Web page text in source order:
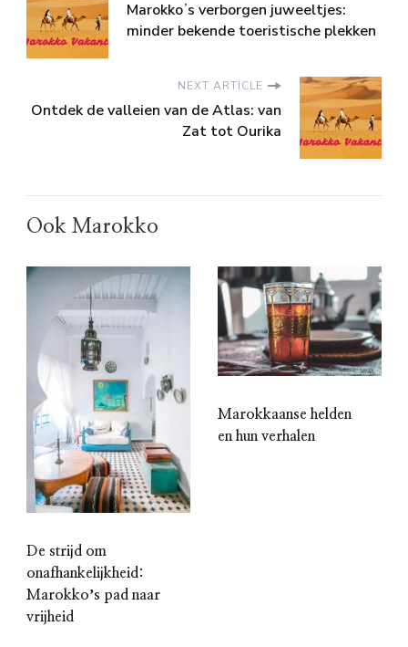
Marokkoʼs verborgen juweeltjes:
minder bekende toeristische plekken
NEXT ARTICLE
Ontdek de valleien van de Atlas: van
Zat tot Ourika
Ook Marokko
De strijd om
onafhankelijkheid:
Marokkoʼs pad naar
vrijheid
Marokkaanse helden
en hun verhalen